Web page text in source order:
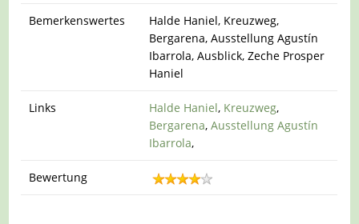
Bemerkenswertes
Halde Haniel, Kreuzweg,
Bergarena, Ausstellung Agustín
Ibarrola, Ausblick, Zeche Prosper
Haniel
Links Halde Haniel, Kreuzweg,
Bergarena,Ausstellung Agustín
Ibarrola,
Bewertung